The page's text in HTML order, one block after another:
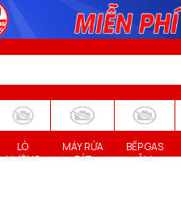
LÒ
NƯỚNG
MÁY RỬA
BÁT
BẾP GAS
ÂM